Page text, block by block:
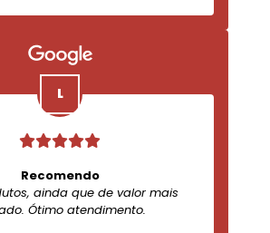
Recomendo
ainda que de valor mais
Ótimo atendimento.